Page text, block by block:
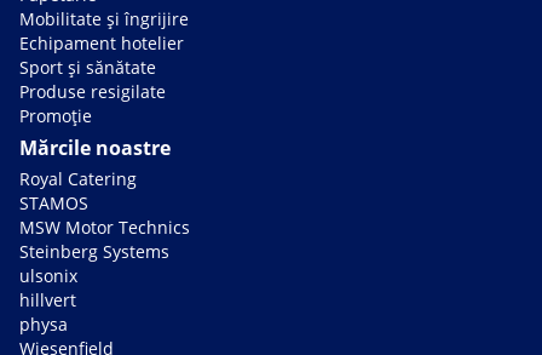
Mobilitate și îngrijire
Echipament hotelier
Sport și sănătate
Produse resigilate
Promoție
Mărcile noastre
Royal Catering
STAMOS
MSW Motor Technics
Steinberg Systems
ulsonix
hillvert
physa
Wiesenfield